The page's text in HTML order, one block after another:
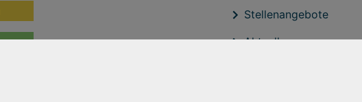
Stellenangebote
Aktuelles